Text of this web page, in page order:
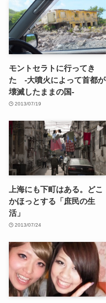
モントセラトに行ってき
た -大噴火によって首都が
壊滅したままの国-
2013/07/19
上海にも下町はある。どこ
かほっとする「庶民の生
活」
2013/07/24